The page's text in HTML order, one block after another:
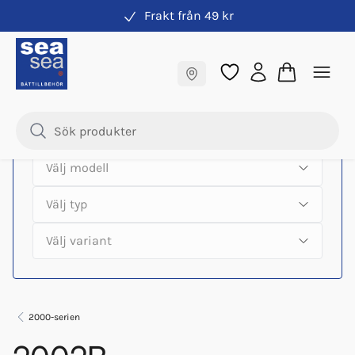
Frakt från 49 kr
Samma pris online & i butik
Hitta rätt produkter till din båtmotor
2000-serien